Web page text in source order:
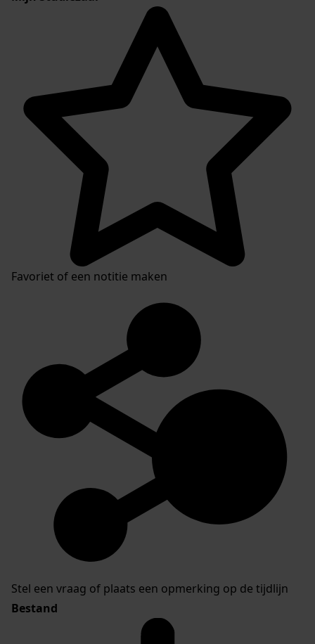
Favoriet of een notitie maken
Stel een vraag of plaats een opmerking op de tijdlijn
Bestand